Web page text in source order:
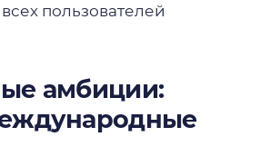
пользователей
амбиции: